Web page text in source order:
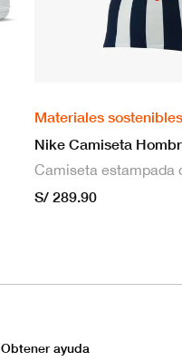
Materiales sostenibles
S/ 289.90
Obtener ayuda